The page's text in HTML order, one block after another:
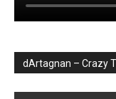
dArtagnan – Crazy